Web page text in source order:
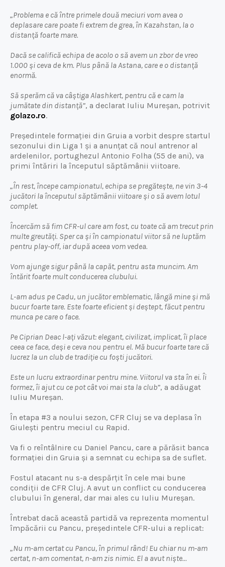
„Problema e că între primele două meciuri vom avea o
deplasare care poate fi extrem de grea, în Kazahstan, la o
distanță foarte mare.
Dacă se califică echipa de acolo o să avem un zbor de vreo
1.000 și ceva de km. Plus până la Astana, care e o distanță
enormă.
Să sperăm că va câștiga Alashkert, pentru că e cam la
jumătate din distanță”, a declarat Iuliu Mureșan, potrivit
golazo.ro.
Președintele formației din Gruia a vorbit despre startul
sezonului din Liga 1 și a anunțat că noul antrenor al
ardelenilor, portughezul Antonio Folha (55 de ani), va
primi întăriri la începutul săptămânii viitoare.
„În rest, începe campionatul, echipa se pregătește, ne vin 3-4
jucători la începutul săptămânii viitoare și o să avem lotul
complet.
Încercăm să fim CFR-ul care am fost, cu toate că am trecut prin
multe greutăți. Sper ca și în campionatul viitor să ne luptăm
pentru play-off, iar după aceea vom vedea.
Vom ajunge sigur până la capăt, pentru asta muncim. Am
întărit foarte mult conducerea clubului.
L-am adus pe Cadu, un jucător emblematic, lângă mine și mă
bucur foarte tare. Este foarte eficient și deștept, făcut pentru
munca pe care o face.
Pe Ciprian Deac l-ați văzut: elegant, civilizat, implicat, îi place
ceea ce face, deși e ceva nou pentru el. Mă bucur foarte tare că
lucrez la un club de tradiție cu foști jucători.
Este un lucru extraordinar pentru mine. Viitorul va sta în ei. Îi
formez, îi ajut cu ce pot cât voi mai sta la club”, a adăugat
Iuliu Mureșan.
În etapa #3 a noului sezon, CFR Cluj se va deplasa în
Giulești pentru meciul cu Rapid.
Va fi o reîntâlnire cu Daniel Pancu, care a părăsit banca
formației din Gruia și a semnat cu echipa sa de suflet.
Fostul atacant nu s-a despărțit în cele mai bune
condiții de CFR Cluj. A avut un conflict cu conducerea
clubului în general, dar mai ales cu Iuliu Mureșan.
Întrebat dacă această partidă va reprezenta momentul
împăcării cu Pancu, președintele CFR-ului a replicat:
„Nu m-am certat cu Pancu, în primul rând! Eu chiar nu m-am
certat, n-am comentat, n-am zis nimic. El a avut niște…